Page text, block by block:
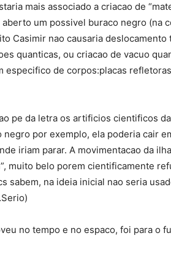
mais associado a criacao de
um possivel buraco negro (na
Casimir nao causaria
quanticas, ou criacao de vacuo
especifico de corpos:placas
pe da letra os artificios cientificos
por exemplo, ela poderia cair
iriam parar. A movimentacao da
muito belo porem cientificamente
sabem, na ideia inicial nao seria
no tempo e no espaco, foi para o